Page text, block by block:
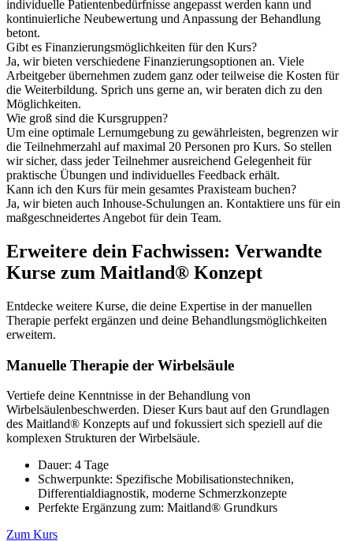
individuelle Patientenbedürfnisse angepasst werden kann und
kontinuierliche Neubewertung und Anpassung der Behandlung
betont.
Gibt es Finanzierungsmöglichkeiten für den Kurs?
Ja, wir bieten verschiedene Finanzierungsoptionen an. Viele
Arbeitgeber übernehmen zudem ganz oder teilweise die Kosten für
die Weiterbildung. Sprich uns gerne an, wir beraten dich zu den
Möglichkeiten.
Wie groß sind die Kursgruppen?
Um eine optimale Lernumgebung zu gewährleisten, begrenzen wir
die Teilnehmerzahl auf maximal 20 Personen pro Kurs. So stellen
wir sicher, dass jeder Teilnehmer ausreichend Gelegenheit für
praktische Übungen und individuelles Feedback erhält.
Kann ich den Kurs für mein gesamtes Praxisteam buchen?
Ja, wir bieten auch Inhouse-Schulungen an. Kontaktiere uns für ein
maßgeschneidertes Angebot für dein Team.
Erweitere dein Fachwissen: Verwandte
Kurse zum Maitland® Konzept
Entdecke weitere Kurse, die deine Expertise in der manuellen
Therapie perfekt ergänzen und deine Behandlungsmöglichkeiten
erweitern.
Manuelle Therapie der Wirbelsäule
Vertiefe deine Kenntnisse in der Behandlung von
Wirbelsäulenbeschwerden. Dieser Kurs baut auf den Grundlagen
des Maitland® Konzepts auf und fokussiert sich speziell auf die
komplexen Strukturen der Wirbelsäule.
Dauer: 4 Tage
Schwerpunkte: Spezifische Mobilisationstechniken,
Differentialdiagnostik, moderne Schmerzkonzepte
Perfekte Ergänzung zum: Maitland® Grundkurs
Zum Kurs